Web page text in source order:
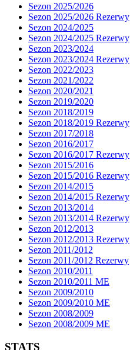
Sezon 2025/2026
Sezon 2025/2026 Rezerwy
Sezon 2024/2025
Sezon 2024/2025 Rezerwy
Sezon 2023/2024
Sezon 2023/2024 Rezerwy
Sezon 2022/2023
Sezon 2021/2022
Sezon 2020/2021
Sezon 2019/2020
Sezon 2018/2019
Sezon 2018/2019 Rezerwy
Sezon 2017/2018
Sezon 2016/2017
Sezon 2016/2017 Rezerwy
Sezon 2015/2016
Sezon 2015/2016 Rezerwy
Sezon 2014/2015
Sezon 2014/2015 Rezerwy
Sezon 2013/2014
Sezon 2013/2014 Rezerwy
Sezon 2012/2013
Sezon 2012/2013 Rezerwy
Sezon 2011/2012
Sezon 2011/2012 Rezerwy
Sezon 2010/2011
Sezon 2010/2011 ME
Sezon 2009/2010
Sezon 2009/2010 ME
Sezon 2008/2009
Sezon 2008/2009 ME
STATS